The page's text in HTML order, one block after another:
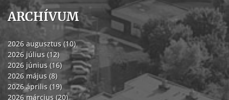
ARCHÍVUM
2026 augusztus (10)
2026 július (12)
2026 június (16)
2026 május (8)
2026 április (19)
2026 március (20)